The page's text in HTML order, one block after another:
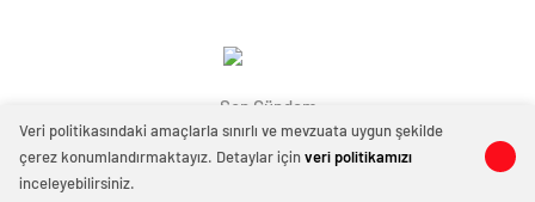
0 0
Son Gündem
Veri politikasındaki amaçlarla sınırlı ve mevzuata uygun şekilde
çerez konumlandırmaktayız. Detaylar içinveri politikamızı
inceleyebilirsiniz.